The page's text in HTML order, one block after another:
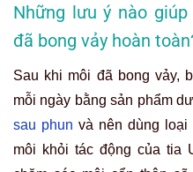
Những lưu ý nào
đã bong vảy hoàn
Sau khi môi đã bong vảy,
mỗi ngày bằng sản phẩm
sau phun và nên dùng
môi khỏi tác động của tia